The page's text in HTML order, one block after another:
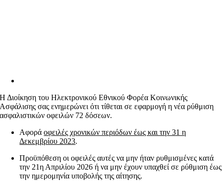
Η Διοίκηση του Ηλεκτρονικού Εθνικού Φορέα Κοινωνικής
Ασφάλισης σας ενημερώνει ότι τίθεται σε εφαρμογή η νέα ρύθμιση
ασφαλιστικών οφειλών 72 δόσεων.
Αφοράοφειλές χρονικών περιόδων έως και την 31 η
Δεκεμβρίου 2023.
Προϋπόθεση οι οφειλές αυτές να μην ήταν ρυθμισμένες κατά
την 21η Απριλίου 2026 ή να μην έχουν υπαχθεί σε ρύθμιση έως
την ημερομηνία υποβολής της αίτησης.